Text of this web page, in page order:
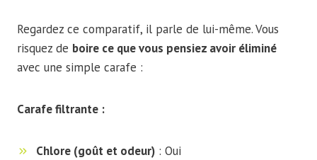
Regardez ce comparatif, il parle de lui-même. Vous
risquez de boire ce que vous pensiez avoir éliminé
avec une simple carafe :
Carafe filtrante :
Chlore (goût et odeur) : Oui